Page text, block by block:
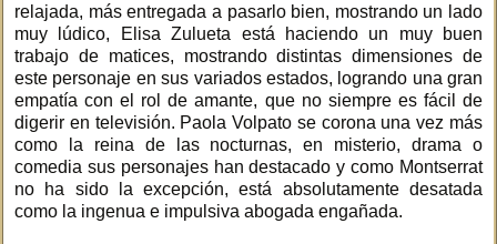
relajada, más entregada a pasarlo bien, mostrando un lado
muy lúdico, Elisa Zulueta está haciendo un muy buen
trabajo de matices, mostrando distintas dimensiones de
este personaje en sus variados estados, logrando una gran
empatía con el rol de amante, que no siempre es fácil de
digerir en televisión. Paola Volpato se corona una vez más
como la reina de las nocturnas, en misterio, drama o
comedia sus personajes han destacado y como Montserrat
no ha sido la excepción, está absolutamente desatada
como la ingenua e impulsiva abogada engañada.